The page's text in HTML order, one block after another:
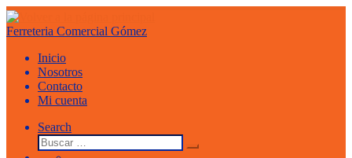
Saltar
al
contenido
Ferreteria Comercial Gómez
Inicio
Nosotros
Contacto
Mi cuenta
Search
Buscar
Buscar